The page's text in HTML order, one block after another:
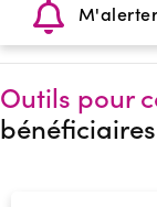
Outils pour
bénéficiaires